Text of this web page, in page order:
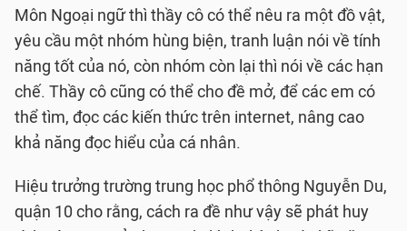
Môn Ngoại ngữ thì thầy cô có thể nêu ra một đồ vật,
yêu cầu một nhóm hùng biện, tranh luận nói về tính
năng tốt của nó, còn nhóm còn lại thì nói về các hạn
chế. Thầy cô cũng có thể cho đề mở, để các em có
thể tìm, đọc các kiến thức trên internet, nâng cao
khả năng đọc hiểu của cá nhân.
Hiệu trưởng trường trung học phổ thông Nguyễn Du,
quận 10 cho rằng, cách ra đề như vậy sẽ phát huy